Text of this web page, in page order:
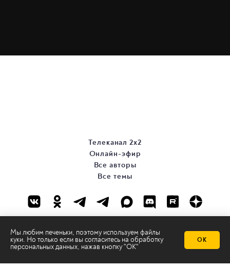
Мы любим печеньки, поэтому используем файлы
куки. Но только если вы согласитесь на обработку
персональных данных, нажав кнопку "ОК"
ОК
Телеканал 2х2
Онлайн-эфир
Все авторы
Все темы
© ООО «ТРК «2Х2», 2026